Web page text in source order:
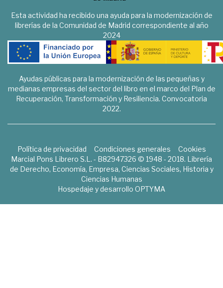
Esta actividad ha recibido una ayuda para la modernización de
librerías de la Comunidad de Madrid correspondiente al año
2024
Ayudas públicas para la modernización de las pequeñas y
medianas empresas del sector del libro en el marco del Plan de
Recuperación, Transformación y Resiliencia. Convocatoria
2022.
Política de privacidad Condiciones generales
Cookies
Marcial Pons Librero S.L. - B82947326 © 1948 - 2018. Librería
de Derecho, Economía, Empresa, Ciencias Sociales, Historia y
Ciencias Humanas
Hospedaje y desarrollo OPTYMA